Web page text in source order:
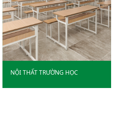
NỘI THẤT TRƯỜNG HỌC